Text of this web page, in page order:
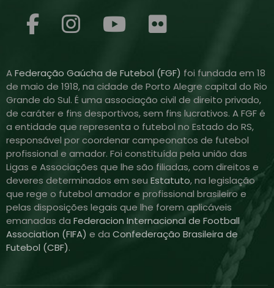
AFederação Gaúcha de Futebol (FGF) foi fundada em 18
de maio de 1918, na cidade de Porto Alegre capital do Rio
Grande do Sul. É uma associação civil de direito privado,
de caráter e fins desportivos, sem fins lucrativos. A FGF é
a entidade que representa o futebol no Estado do RS,
responsável por coordenar campeonatos de futebol
profissional e amador. Foi constituída pela união das
Ligas e Associações que lhe são filiadas, com direitos e
deveres determinados em seu Estatuto, na legislação
que rege o futebol amador e profissional brasileiro e
pelas disposições legais que lhe forem aplicáveis
emanadas da Federacion Internacional de Football
Association (FIFA) e da Confederação Brasileira de
Futebol (CBF).